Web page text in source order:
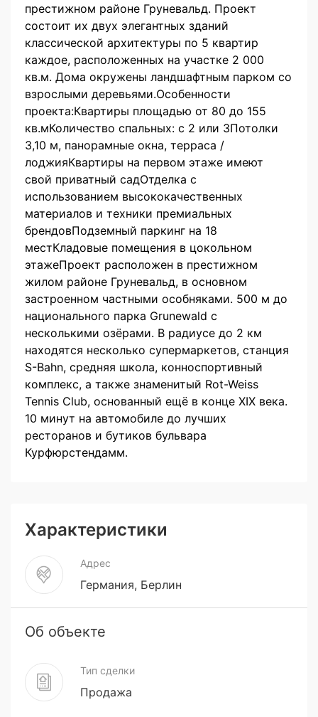
престижном районе Груневальд. Проект
состоит их двух элегантных зданий
классической архитектуры по 5 квартир
каждое, расположенных на участке 2 000
кв.м. Дома окружены ландшафтным парком со
взрослыми деревьями.Особенности
проекта:Квартиры площадью от 80 до 155
кв.мКоличество спальных: с 2 или 3Потолки
3,10 м, панорамные окна, терраса /
лоджияКвартиры на первом этаже имеют
свой приватный садОтделка с
использованием высококачественных
материалов и техники премиальных
брендовПодземный паркинг на 18
местКладовые помещения в цокольном
этажеПроект расположен в престижном
жилом районе Груневальд, в основном
застроенном частными особняками. 500 м до
национального парка Grunewald с
несколькими озёрами. В радиусе до 2 км
находятся несколько супермаркетов, станция
S-Bahn, средняя школа, конноспортивный
комплекс, а также знаменитый Rot-Weiss
Tennis Club, основанный ещё в конце XIX века.
10 минут на автомобиле до лучших
ресторанов и бутиков бульвара
Курфюрстендамм.
Характеристики
Адрес
Германия, Берлин
Об объекте
Тип сделки
Продажа